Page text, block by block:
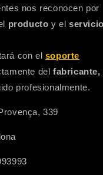
nos reconocen por
producto y el
con el soporte
delfabricante,
profesionalmente.
339